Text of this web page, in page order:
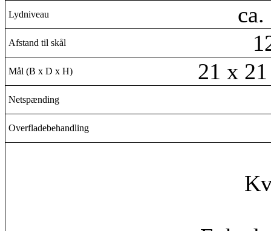
Lydniveau
Afstand til skål
Mål (B x D x H) 21 x
Netspænding
Overfladebehandling